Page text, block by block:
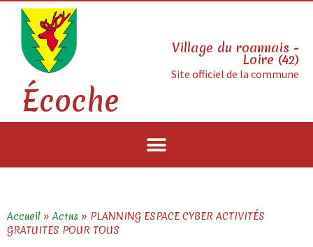
Écoche
Village du roannais -
Loire (42)
Site officiel de la commune
Accueil » Actus » PLANNING ESPACE CYBER ACTIVITÉS
GRATUITES POUR TOUS